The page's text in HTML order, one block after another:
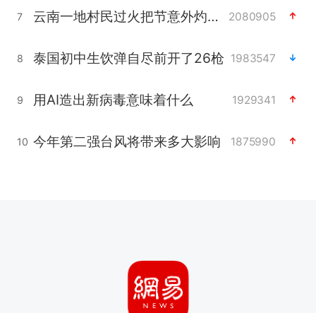
7 云南一地村民过火把节意外灼伤16人 2080905
8 泰国初中生饮弹自尽前开了26枪 1983547
9 用AI造出新病毒意味着什么 1929341
10 今年第二强台风将带来多大影响 1875990